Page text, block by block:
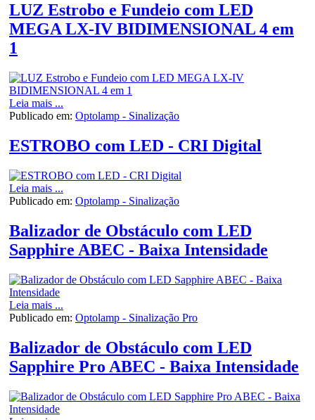
LUZ Estrobo e Fundeio com LED
MEGA LX-IV BIDIMENSIONAL 4 em
1
Leia mais ...
Publicado em: Optolamp - Sinalização
ESTROBO com LED - CRI Digital
Leia mais ...
Publicado em: Optolamp - Sinalização
Balizador de Obstáculo com LED
Sapphire ABEC - Baixa Intensidade
Leia mais ...
Publicado em: Optolamp - Sinalização Pro
Balizador de Obstáculo com LED
Sapphire Pro ABEC - Baixa Intensidade